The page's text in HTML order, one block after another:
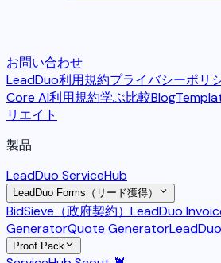
お問い合わせ
LeadDuo利用規約プライバシーポリ
Core AI利用規約学ぶ比較Blog
リエイト
製品
LeadDuo ServiceHub
LeadDuo Forms（リード獲得）
BidSieve（政府契約） LeadDuo
GeneratorQuote Generator
Proof Pack